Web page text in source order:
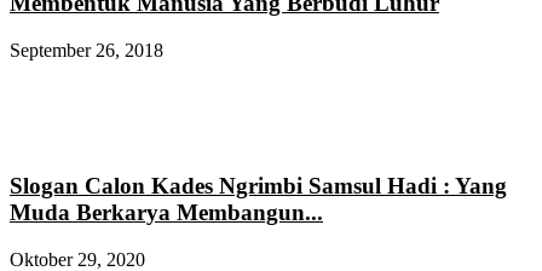
September 26, 2018
Slogan Calon Kades Ngrimbi Samsul Hadi : Yang
Muda Berkarya Membangun...
Oktober 29, 2020